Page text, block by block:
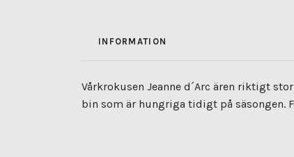
INFORMATION
Vårkrokusen Jeanne d´Arc ären riktigt
bin som är hungriga tidigt på säsongen.